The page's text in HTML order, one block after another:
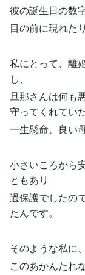
彼の誕生日の数
目の前に現れた
私にとって、離
し、
旦那さんは何も
守ってくれていた
一生懸命、良い
小さいころから
ともあり
過保護でしたの
たんです。
そのような私に
このあかんたれ